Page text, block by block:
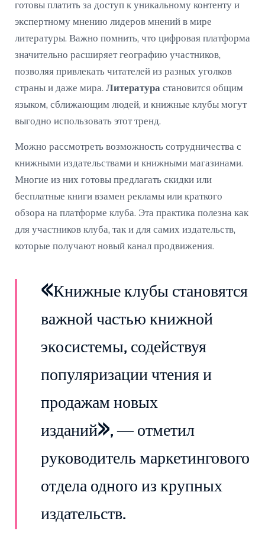
готовы платить за доступ к уникальному контенту и
экспертному мнению лидеров мнений в мире
литературы. Важно помнить, что цифровая платформа
значительно расширяет географию участников,
позволяя привлекать читателей из разных уголков
страны и даже мира. Литература становится общим
языком, сближающим людей, и книжные клубы могут
выгодно использовать этот тренд.
Можно рассмотреть возможность сотрудничества с
книжными издательствами и книжными магазинами.
Многие из них готовы предлагать скидки или
бесплатные книги взамен рекламы или краткого
обзора на платформе клуба. Эта практика полезна как
для участников клуба, так и для самих издательств,
которые получают новый канал продвижения.
«Книжные клубы становятся
важной частью книжной
экосистемы, содействуя
популяризации чтения и
продажам новых
изданий», — отметил
руководитель маркетингового
отдела одного из крупных
издательств.